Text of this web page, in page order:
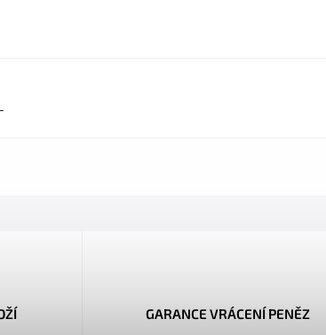
GARANCE VRÁCENÍ PENĚZ